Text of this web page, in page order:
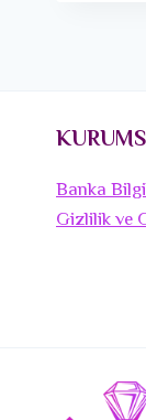
Banka
Gizlilik ve